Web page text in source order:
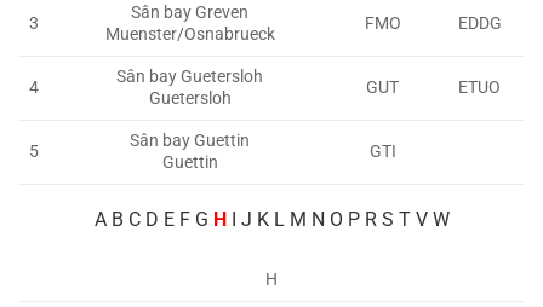
3
Sân bay Greven
Muenster/Osnabrueck
FMO EDDG
4
Sân bay Guetersloh
Guetersloh
GUT ETUO
5
Sân bay Guettin
Guettin
GTI
A B C D E F G H I J K L M N O P R S T V W
H